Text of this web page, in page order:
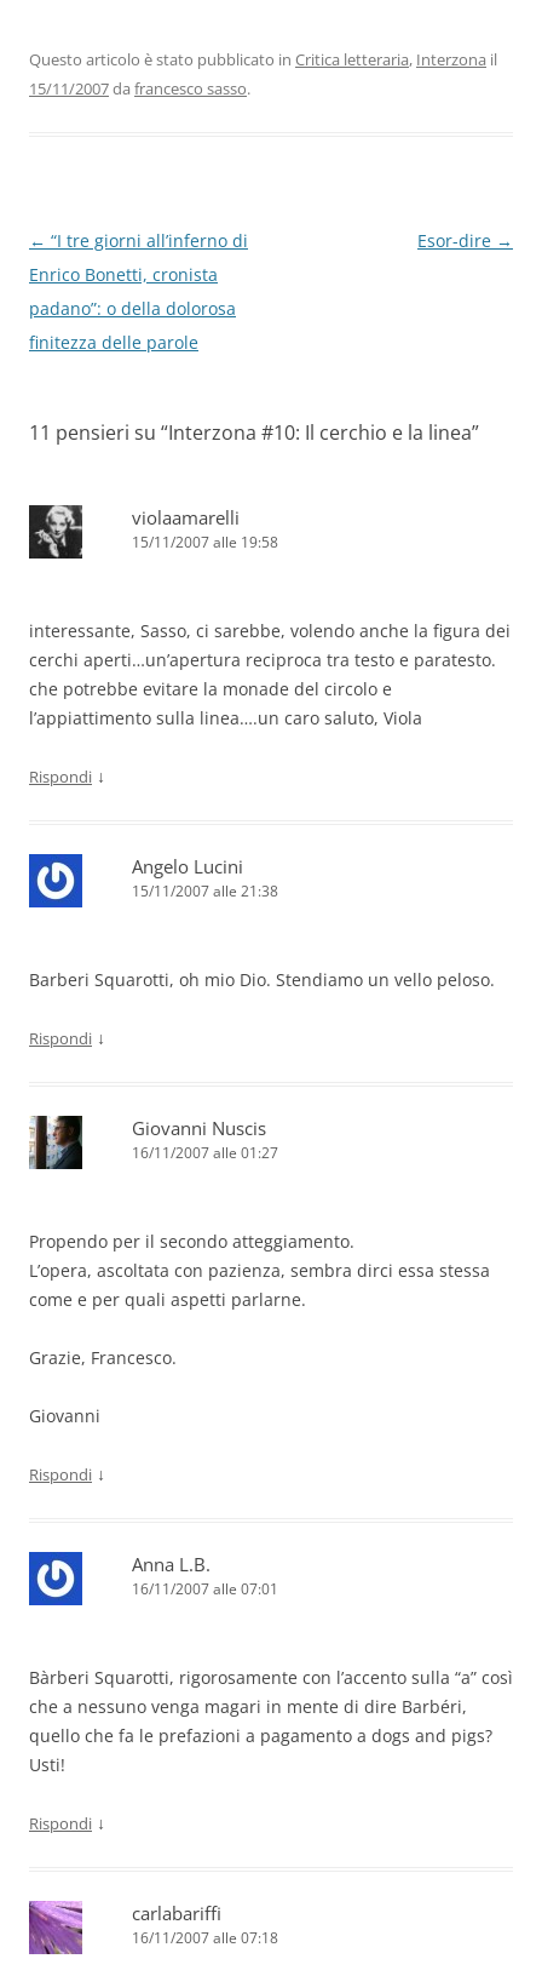
b
o
dI
n
A
p
a vi
Questo articolo è stato pubblicato in Critica letteraria, Interzona il
15/11/2007da francesco sasso.
Navigazione
articolo
← “I tre giorni all’inferno di
Enrico Bonetti, cronista
padano”: o della dolorosa
finitezza delle parole
Esor-dire →
11 pensieri su “Interzona #10: Il cerchio e la linea”
violaamarelli
15/11/2007 alle 19:58
interessante, Sasso, ci sarebbe, volendo anche la figura dei
cerchi aperti…un’apertura reciproca tra testo e paratesto.
che potrebbe evitare la monade del circolo e
l’appiattimento sulla linea….un caro saluto, Viola
Rispondi ↓
Angelo Lucini
15/11/2007 alle 21:38
Barberi Squarotti, oh mio Dio. Stendiamo un vello peloso.
Rispondi ↓
Giovanni Nuscis
16/11/2007 alle 01:27
Propendo per il secondo atteggiamento.
L’opera, ascoltata con pazienza, sembra dirci essa stessa
come e per quali aspetti parlarne.
Grazie, Francesco.
Giovanni
Rispondi ↓
Anna L.B.
16/11/2007 alle 07:01
Bàrberi Squarotti, rigorosamente con l’accento sulla “a” così
che a nessuno venga magari in mente di dire Barbéri,
quello che fa le prefazioni a pagamento a dogs and pigs?
Usti!
Rispondi ↓
carlabariffi
16/11/2007 alle 07:18